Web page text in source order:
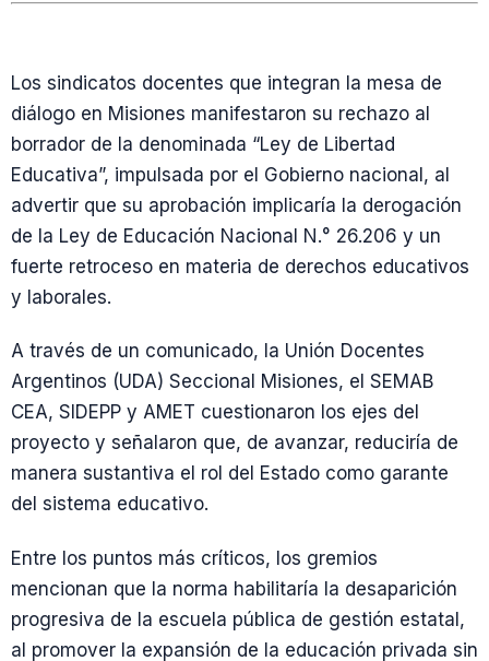
Los sindicatos docentes que integran la mesa de
diálogo en Misiones manifestaron su rechazo al
borrador de la denominada “Ley de Libertad
Educativa”, impulsada por el Gobierno nacional, al
advertir que su aprobación implicaría la derogación
de la Ley de Educación Nacional N.° 26.206 y un
fuerte retroceso en materia de derechos educativos
y laborales.
A través de un comunicado, la Unión Docentes
Argentinos (UDA) Seccional Misiones, el SEMAB
CEA, SIDEPP y AMET cuestionaron los ejes del
proyecto y señalaron que, de avanzar, reduciría de
manera sustantiva el rol del Estado como garante
del sistema educativo.
Entre los puntos más críticos, los gremios
mencionan que la norma habilitaría la desaparición
progresiva de la escuela pública de gestión estatal,
al promover la expansión de la educación privada sin